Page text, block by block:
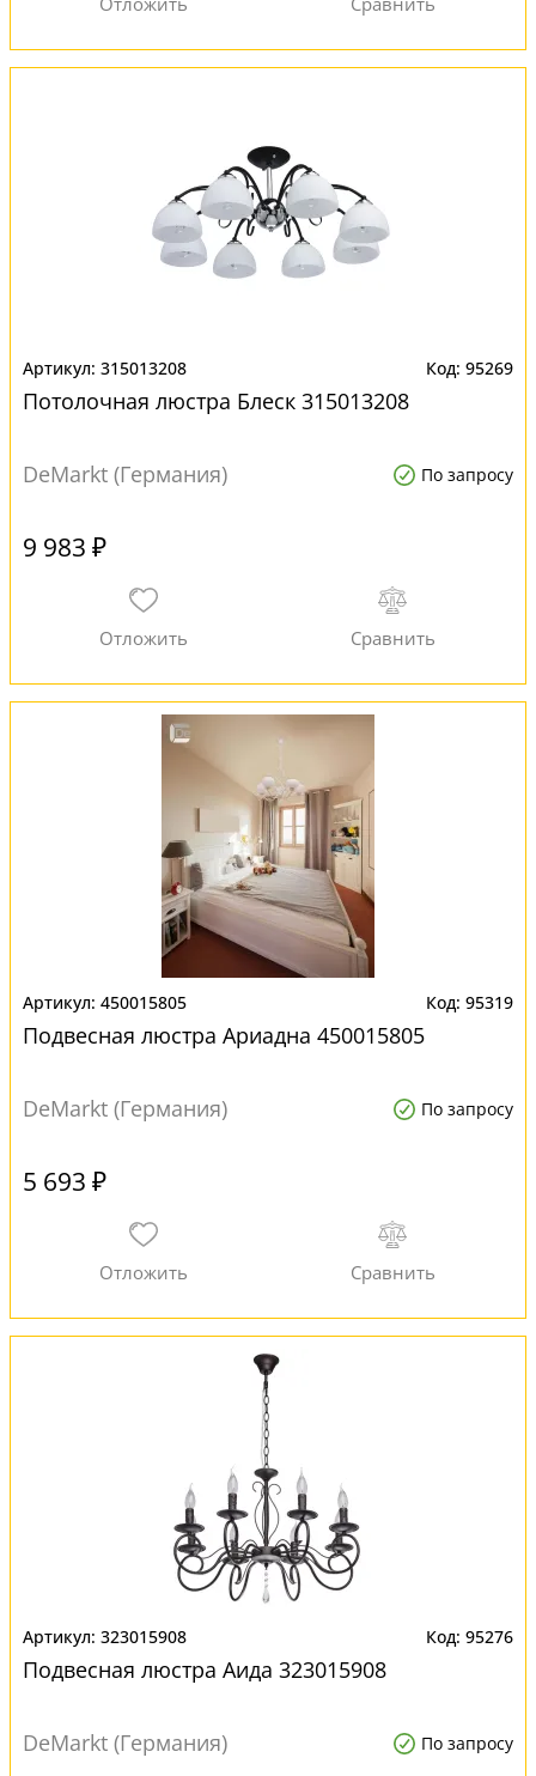
315013208 95269
Потолочная люстра Блеск 315013208
DeMarkt (Германия) По запросу
9 983 ₽
450015805 95319
Подвесная люстра Ариадна 450015805
DeMarkt (Германия) По запросу
5 693 ₽
323015908 95276
Подвесная люстра Аида 323015908
DeMarkt (Германия) По запросу